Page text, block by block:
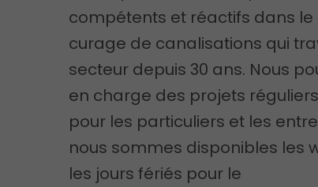
compétents et réactifs dans
curage de canalisations qui
secteur depuis 30 ans. Nous
en charge des projets
pour les particuliers et les
nous sommes disponibles les
les jours fériés pour le